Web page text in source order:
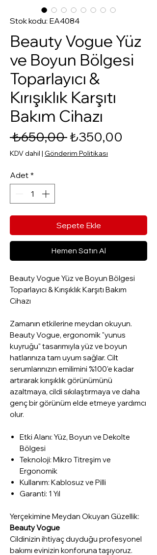
Stok kodu: EA4084
Beauty Vogue Yüz
ve Boyun Bölgesi
Toparlayıcı &
Kırışıklık Karşıtı
Bakım Cihazı
₺650,00 Normal Fiyat
₺350,00
KDV dahil | Gönderim Politikası
Adet *
Sepete Ekle
Hemen Satın Al
Beauty Vogue Yüz ve Boyun Bölgesi
Toparlayıcı & Kırışıklık Karşıtı Bakım
Cihazı
Zamanın etkilerine meydan okuyun.
Beauty Vogue, ergonomik "yunus
kuyruğu" tasarımıyla yüz ve boyun
hatlarınıza tam uyum sağlar. Cilt
serumlarınızın emilimini %100'e kadar
artırarak kırışıklık görünümünü
azaltmaya, cildi sıkılaştırmaya ve daha
genç bir görünüm elde etmeye yardımcı
olur.
Etki Alanı: Yüz, Boyun ve Dekolte
Bölgesi
Teknoloji: Mikro Titreşim ve
Ergonomik
Kullanım: Kablosuz ve Pilli
Garanti: 1 Yıl
Yerçekimine Meydan Okuyan Güzellik:
Beauty Vogue
Cildinizin ihtiyaç duyduğu profesyonel
bakımı evinizin konforuna taşıyoruz.